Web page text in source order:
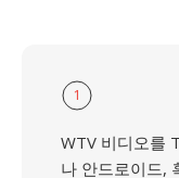
1
WTV 비디오를
나 안드로이드,